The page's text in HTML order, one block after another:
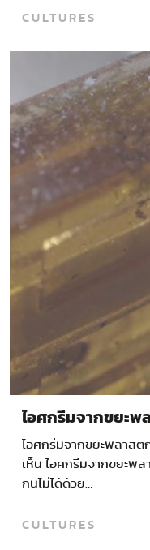
CULTURES
ไอศกรีมจากขยะพ
ไอศกรีมจากขยะพลาสติ
เห็น ไอศกรีมจากขยะพ
กินไม่ได้ด้วย…
CULTURES